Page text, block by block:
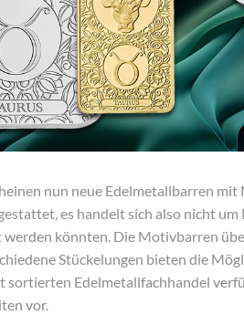
nun neue Edelmetallbarren mit
es handelt sich also nicht
könnten. Die Motivbarren
Stückelungen bieten die
sortierten Edelmetallfachhandel
vor.